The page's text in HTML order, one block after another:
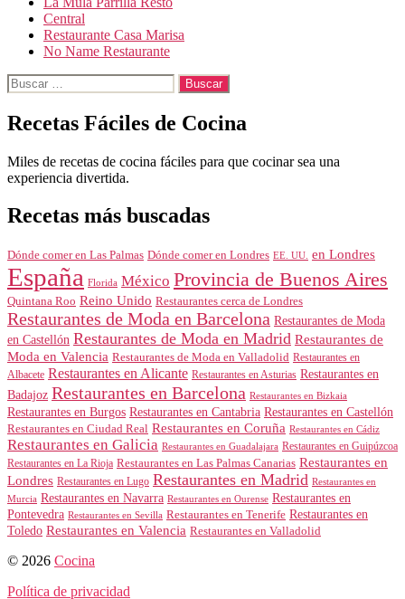
Central
Restaurante Casa Marisa
No Name Restaurante
Buscar:
Recetas Fáciles de Cocina
Miles de recetas de cocina fáciles para que cocinar sea una
experiencia divertida.
Recetas más buscadas
Dónde comer en Las Palmas Dónde comer en Londres EE. UU. en Londres
España Florida México Provincia de Buenos Aires
Quintana Roo Reino Unido Restaurantes cerca de Londres
Restaurantes de Moda en Barcelona Restaurantes de Moda
en Castellón Restaurantes de Moda en Madrid Restaurantes de
Moda en Valencia Restaurantes de Moda en Valladolid Restaurantes en
Albacete Restaurantes en Alicante Restaurantes en Asturias Restaurantes en
Badajoz Restaurantes en Barcelona Restaurantes en Bizkaia
Restaurantes en Burgos Restaurantes en Cantabria Restaurantes en Castellón
Restaurantes en Ciudad Real Restaurantes en Coruña Restaurantes en Cádiz
Restaurantes en Galicia Restaurantes en Guadalajara Restaurantes en Guipúzcoa
Restaurantes en La Rioja Restaurantes en Las Palmas Canarias Restaurantes en
Londres Restaurantes en Lugo Restaurantes en Madrid Restaurantes en
Murcia Restaurantes en Navarra Restaurantes en Ourense Restaurantes en
Pontevedra Restaurantes en Sevilla Restaurantes en Tenerife Restaurantes en
Toledo Restaurantes en Valencia Restaurantes en Valladolid
© 2026 Cocina
Política de privacidad